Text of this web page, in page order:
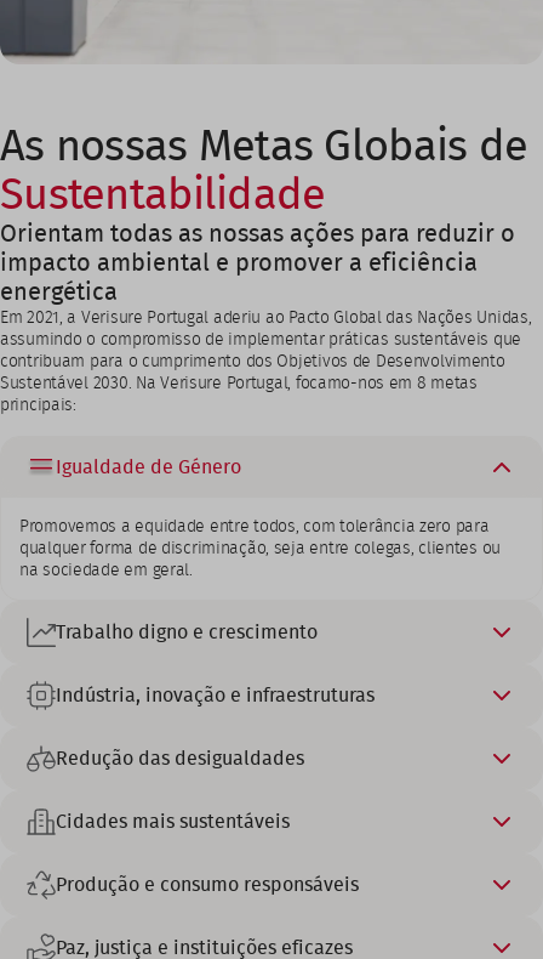
As nossas Metas Globais de
Sustentabilidade
Orientam todas as nossas ações para reduzir o
impacto ambiental e promover a eficiência
energética
Em 2021, a Verisure Portugal aderiu ao Pacto Global das Nações Unidas,
assumindo o compromisso de implementar práticas sustentáveis que
contribuam para o cumprimento dos Objetivos de Desenvolvimento
Sustentável 2030. Na Verisure Portugal, focamo-nos em 8 metas
principais:
Igualdade de Género
Promovemos a equidade entre todos, com tolerância zero para
qualquer forma de discriminação, seja entre colegas, clientes ou
na sociedade em geral.
Trabalho digno e crescimento
Indústria, inovação e infraestruturas
Redução das desigualdades
Cidades mais sustentáveis
Produção e consumo responsáveis
Paz, justiça e instituições eficazes